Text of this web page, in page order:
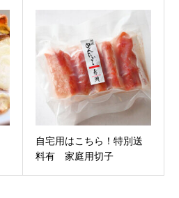
自宅用はこちら！特別送
料有 家庭用切子